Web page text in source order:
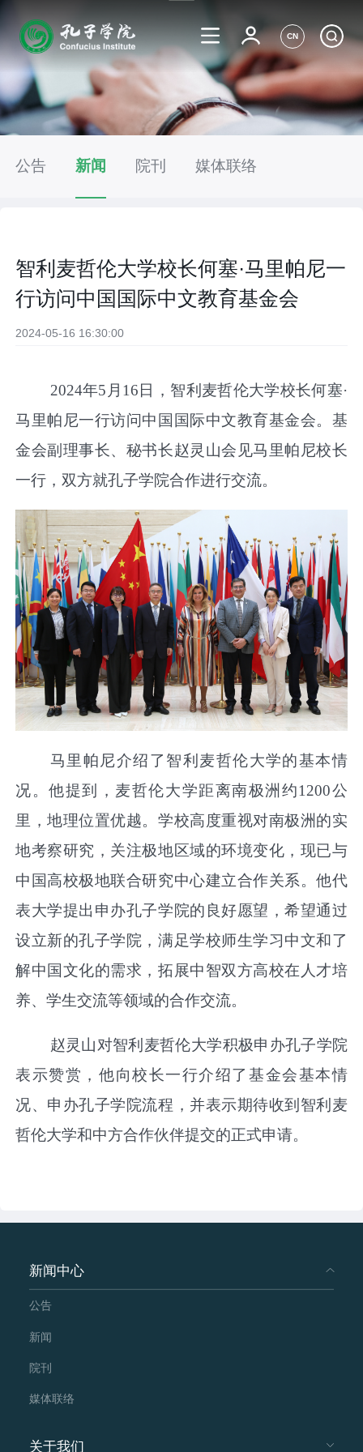
CN
公告 新闻 院刊 媒体联络
智利麦哲伦大学校长何塞·马里帕尼一
行访问中国国际中文教育基金会
2024-05-16 16:30:00
2024年5 月 16 日，智利麦哲伦大学校长何塞·
马里帕尼一行访问中国国际中文教育基金会。基
金会副理事长、秘书长赵灵山会见马里帕尼校长
一行，双方就孔子学院合作进行交流。
马里帕尼介绍了智利麦哲伦大学的基本情
况。他提到，麦哲伦大学距离南极洲约1200公
里，地理位置优越。学校高度重视对南极洲的实
地考察研究，关注极地区域的环境变化，现已与
中国高校极地联合研究中心建立合作关系。他代
表大学提出申办孔子学院的良好愿望，希望通过
设立新的孔子学院，满足学校师生学习中文和了
解中国文化的需求，拓展中智双方高校在人才培
养、学生交流等领域的合作交流。
赵灵山对智利麦哲伦大学积极申办孔子学院
表示赞赏，他向校长一行介绍了基金会基本情
况、申办孔子学院流程，并表示期待收到智利麦
哲伦大学和中方合作伙伴提交的正式申请。
新闻中心
公告
新闻
院刊
媒体联络
关于我们